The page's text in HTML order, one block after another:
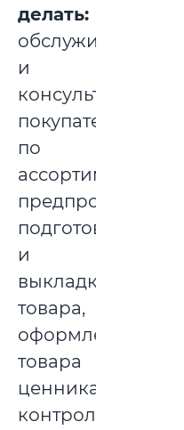
делать:
обслуживание
и
консультирование
покупателей
по
ассортименту,
предпродажная
подготовка
и
выкладка
товара,
оформление
товара
ценниками,
контроль